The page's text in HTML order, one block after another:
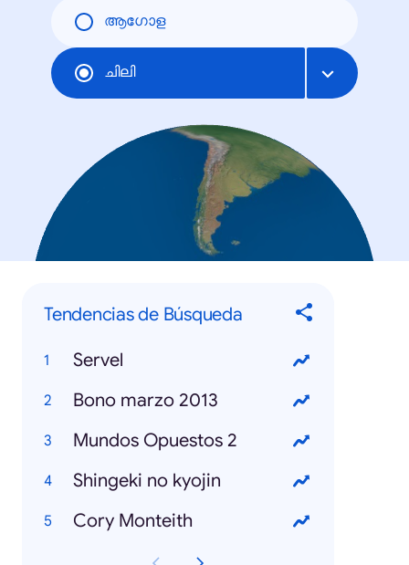
ആഗോള
ചിലി
Tendencias de Búsqueda
Servel
Bono marzo 2013
Mundos Opuestos 2
Shingeki no kyojin
Cory Monteith